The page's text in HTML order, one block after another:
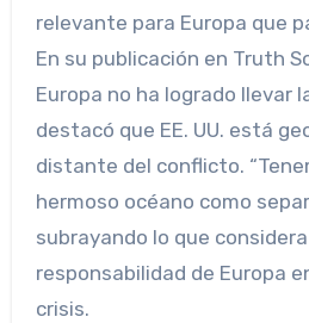
relevante para Europa que
En su publicación en Truth
Europa no ha logrado llevar
destacó que EE. UU. está
distante del conflicto.
hermoso océano como
subrayando lo que
responsabilidad de Europa
crisis.